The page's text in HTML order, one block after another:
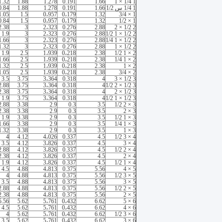
1 1/4 × 1
1.66
0.191
1.278
1.88
1 1/4 س 1/2
1.66
0.191
1.278
1.88
1 × 3/4
1.32 0،179 0،957 1.5
1 × 1/2
1.32 0،179 0،957 1.5
2 1/2 × 2
2.88
0.276 2،323 3
2 1/2 × 1 1/2
2.88
0.276 2،323 3
1.9
2 1/2 × 1 1/4
2.88
0.276 2،323 3
2 1/2 × 1
2.88
0.276 2،323 3
2 × 1 1/2
2.38 0،218 1،939 2.5
1.9
2 × 1 1/4
2.38 0،218 1،939 2.5
2 × 1
2.38 0،218 1،939 2.5
2 × 3/4
2.38 0،218 1،939 2.5
3 1/2 × 3
4
0.318 3،364 3.75
3.5
3 1/2 × 2 1/2
4
0.318 3،364 3.75
3 1/2 × 2
4
0.318 3،364 3.75
3 1/2 × 1 1/2
4
0.318 3،364 3.75
1.9
3 × 2 1/2
3.5
0.3
2.9
3.38
3 × 2
3.5
0.3
2.9
3.38
3 × 1 1/2
3.5
0.3
2.9
3.38
1.9
3 × 1 1/4
3.5
0.3
2.9
3.38
3 × 1
3.5
0.3
2.9
3.38
4 × 3 1/2
4.5
0.337 4،026 4.12
4
4 × 3
4.5
0.337 3،826 4.12
3.5
4 × 2 1/2
4.5
0.337 3،826 4.12
4 × 2
4.5
0.337 3،826 4.12
4 × 1 1/2
4.5
0.337 3،826 4.12
1.9
5 × 4
5.56
0.375 4،813 4.88
4.5
5 × 3 1/2
5.56
0.375 4،813 4.88
4
5 × 3
5.56
0.375 4،813 4.88
3.5
5 × 2 1/2
5.56
0.375 4،813 4.88
5 × 2
5.56
0.375 4،813 4.88
6 × 5
6.62 0،432 5،761 5.62
6 × 4
6.62 0،432 5،761 5.62
4.5
6 × 3 1/2
6.62 0،432 5،761 5.62
4
6 × 3
6.62 0،432 5،761 5.62
3.5